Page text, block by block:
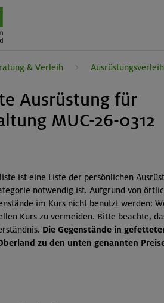
& Verleih Ausrüstungsverleih
Ausrüstung für
MUC-26-0312
ist eine Liste der persönlichen
notwendig ist. Aufgrund von
im Kurs nicht benutzt werden:
Kurs zu vermeiden. Bitte beachte,
Die Gegenstände in
zu den unten genannten